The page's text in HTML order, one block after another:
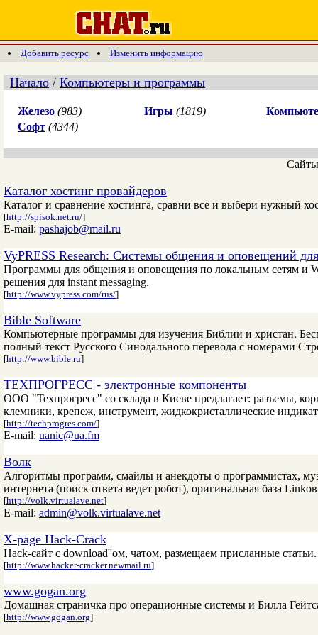
Добавить ресурс Изменить информацию
Начало / Компьютеры и программы
Железо (983) Игры (1819)
Софт (4344)
Каталог хостинг провайдеров
Каталог и сравнение хостинга, сравни все и выбери нужный
[http://spisok.net.ru/]
E-mail: pashajob@mail.ru
VyPRESS Research: Системы общения и оповещений
Программы для общения и оповещения по локальным сетям и
решения для instant messaging.
[http://www.vypress.com/rus/]
Bible Software
Компьютерные программы для изучения Библии и христан.
полный текст Русского Синодального перевода с номерами
[http://www.bible.ru]
ТЕХПРОГРЕСС - электронные компоненты
ООО "Техпрогресс" со склада в Киеве предлагает: разъемы,
клемники, крепеж, инструмент, жидкокристаллические
[http://techprogres.com/]
E-mail: uanic@ua.fm
Волк
Алгоритмы программ, смайлы и анекдоты о программистах,
интернета (поиск ответа ведет робот), оригинальная база
[http://volk.virtualave.net]
E-mail: admin@volk.virtualave.net
X-page Hack-Crack
Hack-сайт с download''ом, чатом, размещаем присланные статьи.
[http://www.hacker-cracker.newmail.ru]
www.gogan.org
Домашная страничка про операционные системы и Билла
[http://www.gogan.org]